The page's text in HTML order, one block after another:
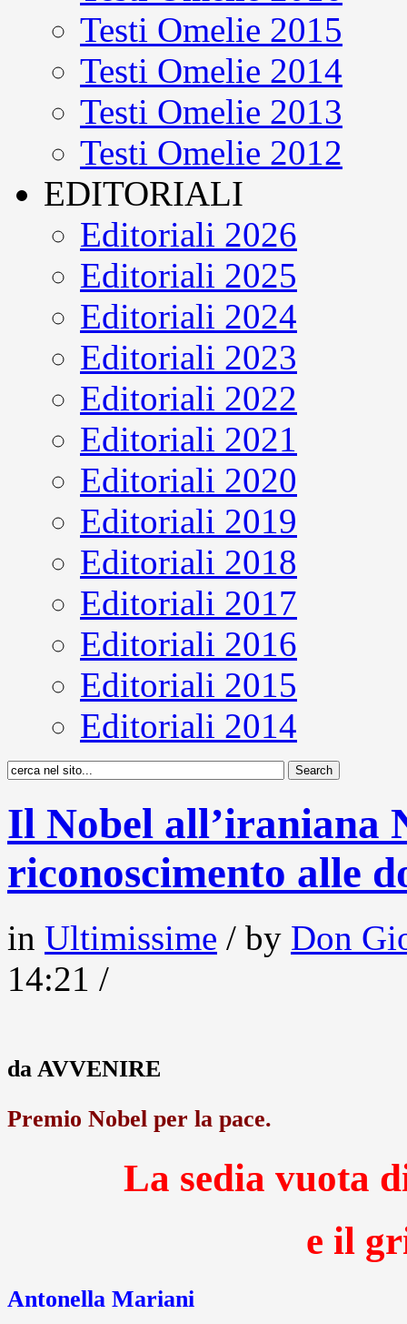
Testi Omelie 2015
Testi Omelie 2014
Testi Omelie 2013
Testi Omelie 2012
EDITORIALI
Editoriali 2026
Editoriali 2025
Editoriali 2024
Editoriali 2023
Editoriali 2022
Editoriali 2021
Editoriali 2020
Editoriali 2019
Editoriali 2018
Editoriali 2017
Editoriali 2016
Editoriali 2015
Editoriali 2014
Il Nobel all’iraniana
riconoscimento alle
in Ultimissime / by Don
14:21 /
da AVVENIRE
Premio Nobel per la pace.
La sedia vuota
e il
Antonella Mariani